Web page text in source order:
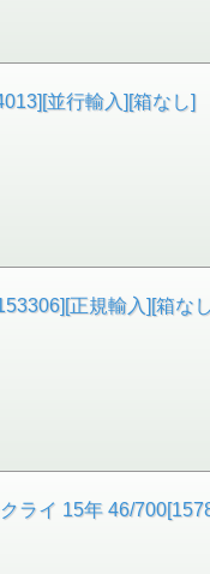
並行輸入][箱なし]
正規輸入][箱な
ライ 15年 46/